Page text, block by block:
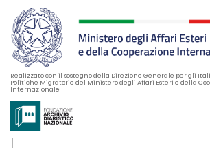
Realizzato con il sostegno della Direzione Generale per gli
Politiche Migratorie del Ministero degli Affari Esteri e della
Internazionale